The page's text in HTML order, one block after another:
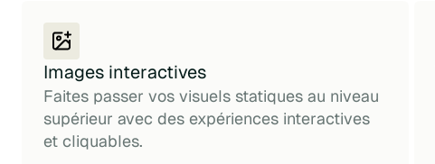
Images interactives
Faites passer vos visuels statiques au niveau
supérieur avec des expériences interactives
et cliquables.